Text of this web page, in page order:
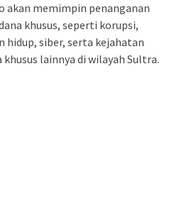
akan memimpin penanganan
khusus, seperti korupsi,
siber, serta kejahatan
lainnya di wilayah Sultra.